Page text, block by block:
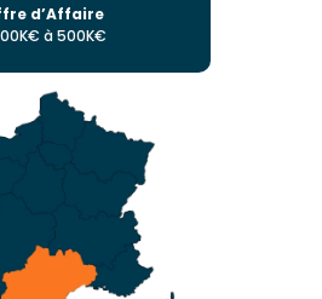
d’Affaire
à 500K€